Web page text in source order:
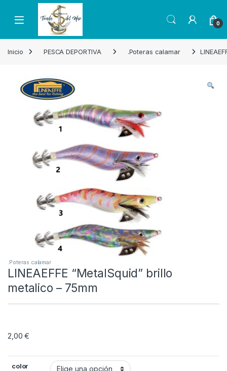
Skip to navigation
Skip to content
Open 0
Inicio PESCA DEPORTIVA .Poteras calamar
.Poteras calamar
LINEAEFFE “MetalSquid” brillo
metalico – 75mm
2,00€
color